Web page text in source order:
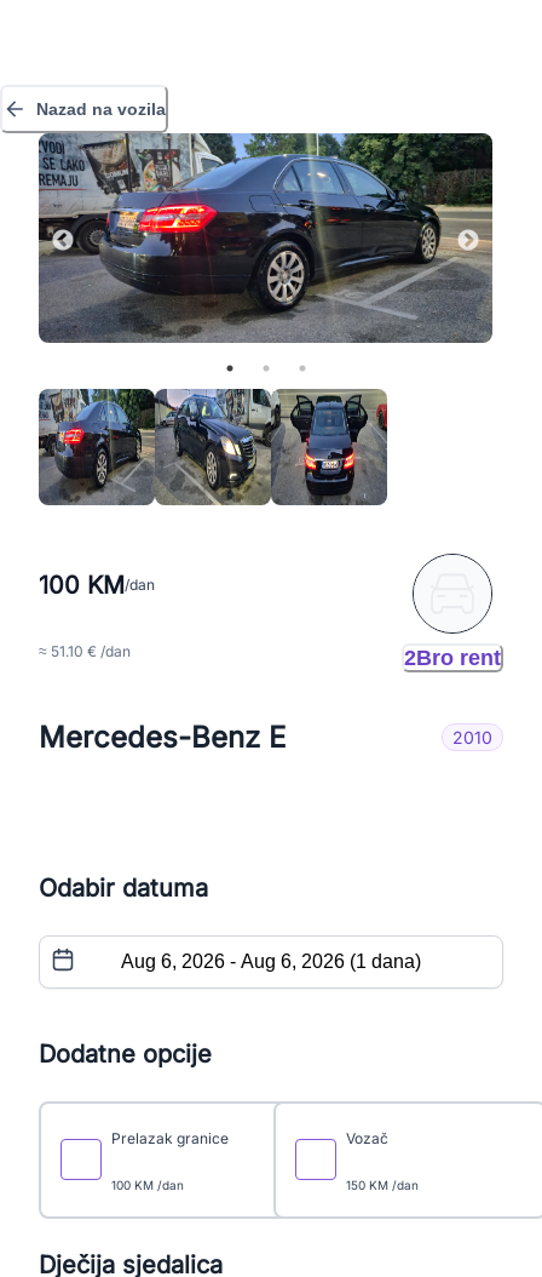
Nazad na vozila
100 KM/dan
≈ 51.10 € /dan 2Bro rent
Mercedes-Benz E 2010
Odabir datuma
Dodatne opcije
Prelazak granice
100 KM /dan
Vozač
150 KM /dan
Dječija sjedalica